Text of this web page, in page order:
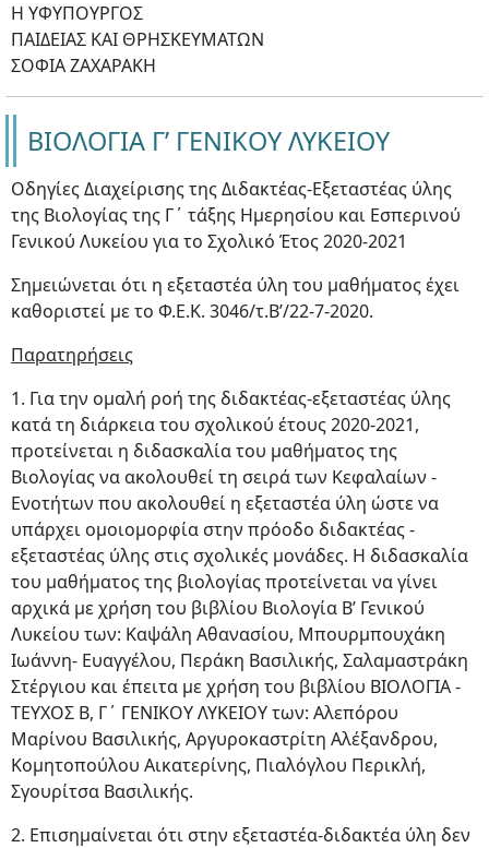
Η ΥΦΥΠΟΥΡΓΟΣ
ΠΑΙΔΕΙΑΣ ΚΑΙ ΘΡΗΣΚΕΥΜΑΤΩΝ
ΣΟΦΙΑ ΖΑΧΑΡΑΚΗ
ΒΙΟΛΟΓΙΑ Γ’ ΓΕΝΙΚΟΥ ΛΥΚΕΙΟΥ
Οδηγίες Διαχείρισης της Διδακτέας-Εξεταστέας ύλης
της Βιολογίας της Γ΄ τάξης Ημερησίου και Εσπερινού
Γενικού Λυκείου για το Σχολικό Έτος 2020-2021
Σημειώνεται ότι η εξεταστέα ύλη του μαθήματος έχει
καθοριστεί με το Φ.Ε.Κ. 3046/τ.Β’/22-7-2020.
Παρατηρήσεις
1. Για την ομαλή ροή της διδακτέας-εξεταστέας ύλης
κατά τη διάρκεια του σχολικού έτους 2020-2021,
προτείνεται η διδασκαλία του μαθήματος της
Βιολογίας να ακολουθεί τη σειρά των Κεφαλαίων -
Ενοτήτων που ακολουθεί η εξεταστέα ύλη ώστε να
υπάρχει ομοιομορφία στην πρόοδο διδακτέας -
εξεταστέας ύλης στις σχολικές μονάδες. Η διδασκαλία
του μαθήματος της βιολογίας προτείνεται να γίνει
αρχικά με χρήση του βιβλίου Βιολογία Β’ Γενικού
Λυκείου των: Καψάλη Αθανασίου, Μπουρμπουχάκη
Ιωάννη- Ευαγγέλου, Περάκη Βασιλικής, Σαλαμαστράκη
Στέργιου και έπειτα με χρήση του βιβλίου ΒΙΟΛΟΓΙΑ -
ΤΕΥΧΟΣ Β, Γ΄ ΓΕΝΙΚΟΥ ΛΥΚΕΙΟΥ των: Αλεπόρου
Μαρίνου Βασιλικής, Αργυροκαστρίτη Αλέξανδρου,
Κομητοπούλου Αικατερίνης, Πιαλόγλου Περικλή,
Σγουρίτσα Βασιλικής.
2. Επισημαίνεται ότι στην εξεταστέα-διδακτέα ύλη δεν